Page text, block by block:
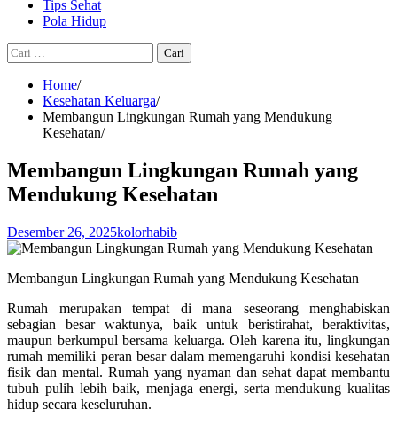
Tips Sehat
Pola Hidup
Cari
untuk:
Home
Kesehatan Keluarga
Membangun Lingkungan Rumah yang Mendukung
Kesehatan
Membangun Lingkungan Rumah yang
Mendukung Kesehatan
Desember 26, 2025kolorhabib
Membangun Lingkungan Rumah yang Mendukung Kesehatan
Rumah merupakan tempat di mana seseorang menghabiskan
sebagian besar waktunya, baik untuk beristirahat, beraktivitas,
maupun berkumpul bersama keluarga. Oleh karena itu, lingkungan
rumah memiliki peran besar dalam memengaruhi kondisi kesehatan
fisik dan mental. Rumah yang nyaman dan sehat dapat membantu
tubuh pulih lebih baik, menjaga energi, serta mendukung kualitas
hidup secara keseluruhan.